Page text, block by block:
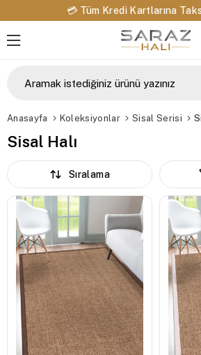
💳 Tüm Kredi Kartlarına
Anasayfa Koleksiyonlar Sisal Serisi
Sisal Halı
Sıralama